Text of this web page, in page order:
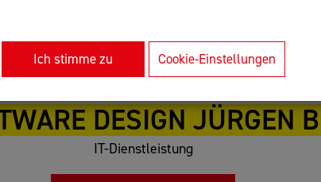
Ich stimme zu Cookie-Einstellungen
einschließen: +webshop, Begriff ausschließen: -
things"
DESIGN JÜRGEN
IT-Dienstleistung